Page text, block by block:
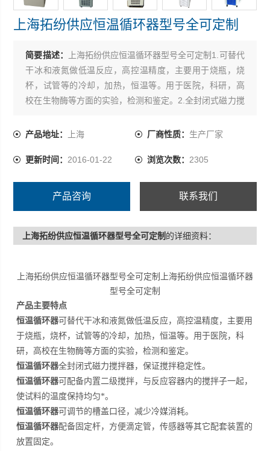
上海拓纷供应恒温循环器型号全可定制
简要描述：
上海拓纷供应恒温循环器型号全可定制1.可替代
干冰和液氮做低温反应，高控温精度，主要用于烧瓶，烧
杯，试管等的冷却，加热，恒温等。用于医院，科研，高
校在生物酶等方面的实验，检测和鉴定。2.全封闭式磁力搅
器内的搅拌子一起，使试料的温度保持均匀*。4.可调节的
感器等其它配套装置的放置固定。
产品地址： 上海 厂商性质： 生产厂家
更新时间： 2016-01-22 浏览次数： 2305
产品咨询 联系我们
上海拓纷供应恒温循环器型号全可定制 的详细资料：
上海拓纷供应恒温循环器型号全可定制上海拓纷供应恒温循环器
型号全可定制
产品主要特点
恒温循环器可替代干冰和液氮做低温反应，高控温精度，主要用
于烧瓶，烧杯，试管等的冷却，加热，恒温等。用于医院，科
研，高校在生物酶等方面的实验，检测和鉴定。
恒温循环器全封闭式磁力搅拌器，保证搅拌稳定性。
恒温循环器可配备内置二级搅拌，与反应容器内的搅拌子一起，
使试料的温度保持均匀*。
恒温循环器可调节的槽盖口径，减少冷媒消耗。
恒温循环器配备固定杆，方便滴定管，传感器等其它配套装置的
放置固定。